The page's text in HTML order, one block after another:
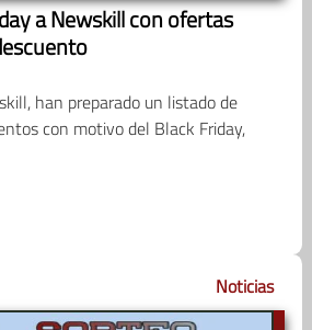
a Newskill con ofertas
han preparado un listado de
con motivo del Black Friday,
Noticias